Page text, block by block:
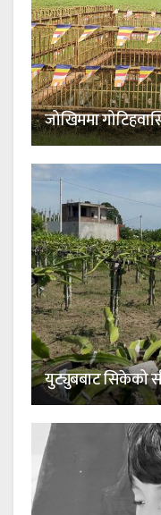
जोखिममा
युट्युबबाट सिकेको